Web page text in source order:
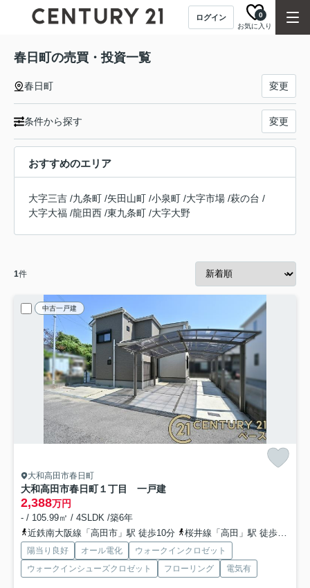
ログイン
お気に入り
0
春日町の売買・投資一覧
春日町 変更
条件から探す 変更
おすすめのエリア
大字三吉 /九条町 /矢田山町 /小泉町 /大字市場 /萩の台 /
大字大福 /龍田西 /東九条町 /大字大野
1件
中古一戸建
大和高田市春日町
大和高田市春日町１丁目 一戸建
2,388万円
- / 105.99㎡ / 4SLDK /築6年
近鉄南大阪線「高田市」駅 徒歩10分
桜井線「高田」駅 徒歩23分
陽当り良好 オール電化
ウォークインクロゼット
ウォークインシューズクロゼット
フローリング 電気有